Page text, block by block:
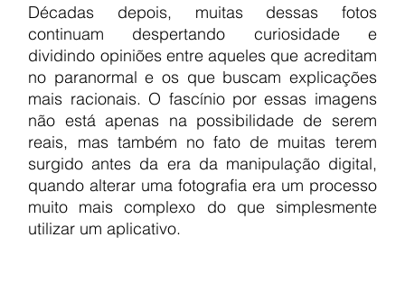
Décadas depois, muitas dessas fotos
continuam despertando curiosidade e
dividindo opiniões entre aqueles que acreditam
no paranormal e os que buscam explicações
mais racionais. O fascínio por essas imagens
não está apenas na possibilidade de serem
reais, mas também no fato de muitas terem
surgido antes da era da manipulação digital,
quando alterar uma fotografia era um processo
muito mais complexo do que simplesmente
utilizar um aplicativo.